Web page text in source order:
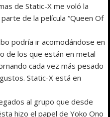
de Static-X me voló la
de la película “Queen Of
podría ir acomodándose en
de los que están en metal
cada vez más pesado
Static-X está en
al grupo que desde
hizo el papel de Yoko Ono